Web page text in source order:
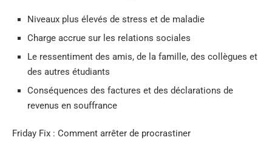
Niveaux plus élevés de stress et de maladie
Charge accrue sur les relations sociales
Le ressentiment des amis, de la famille, des collègues et
des autres étudiants
Conséquences des factures et des déclarations de
revenus en souffrance
Friday Fix : Comment arrêter de procrastiner